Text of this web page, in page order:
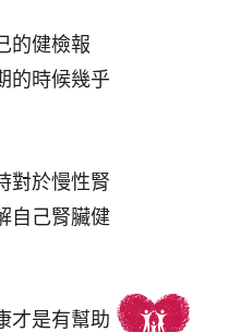
的健檢報
的時候幾乎
對於慢性腎
自己腎臟健
才是有幫助